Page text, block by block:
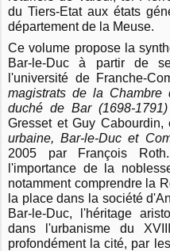
du Tiers-Etat aux états
département de la Meuse.
Ce volume propose la
Bar-le-Duc à partir de
l'université de Franche-
magistrats de la
duché de Bar (1698-1791)
Gresset et Guy
urbaine, Bar-le-Duc et
2005 par François
l'importance de la
notamment comprendre la
la place dans la société
Bar-le-Duc, l'héritage
dans l'urbanisme du
profondément la cité, par